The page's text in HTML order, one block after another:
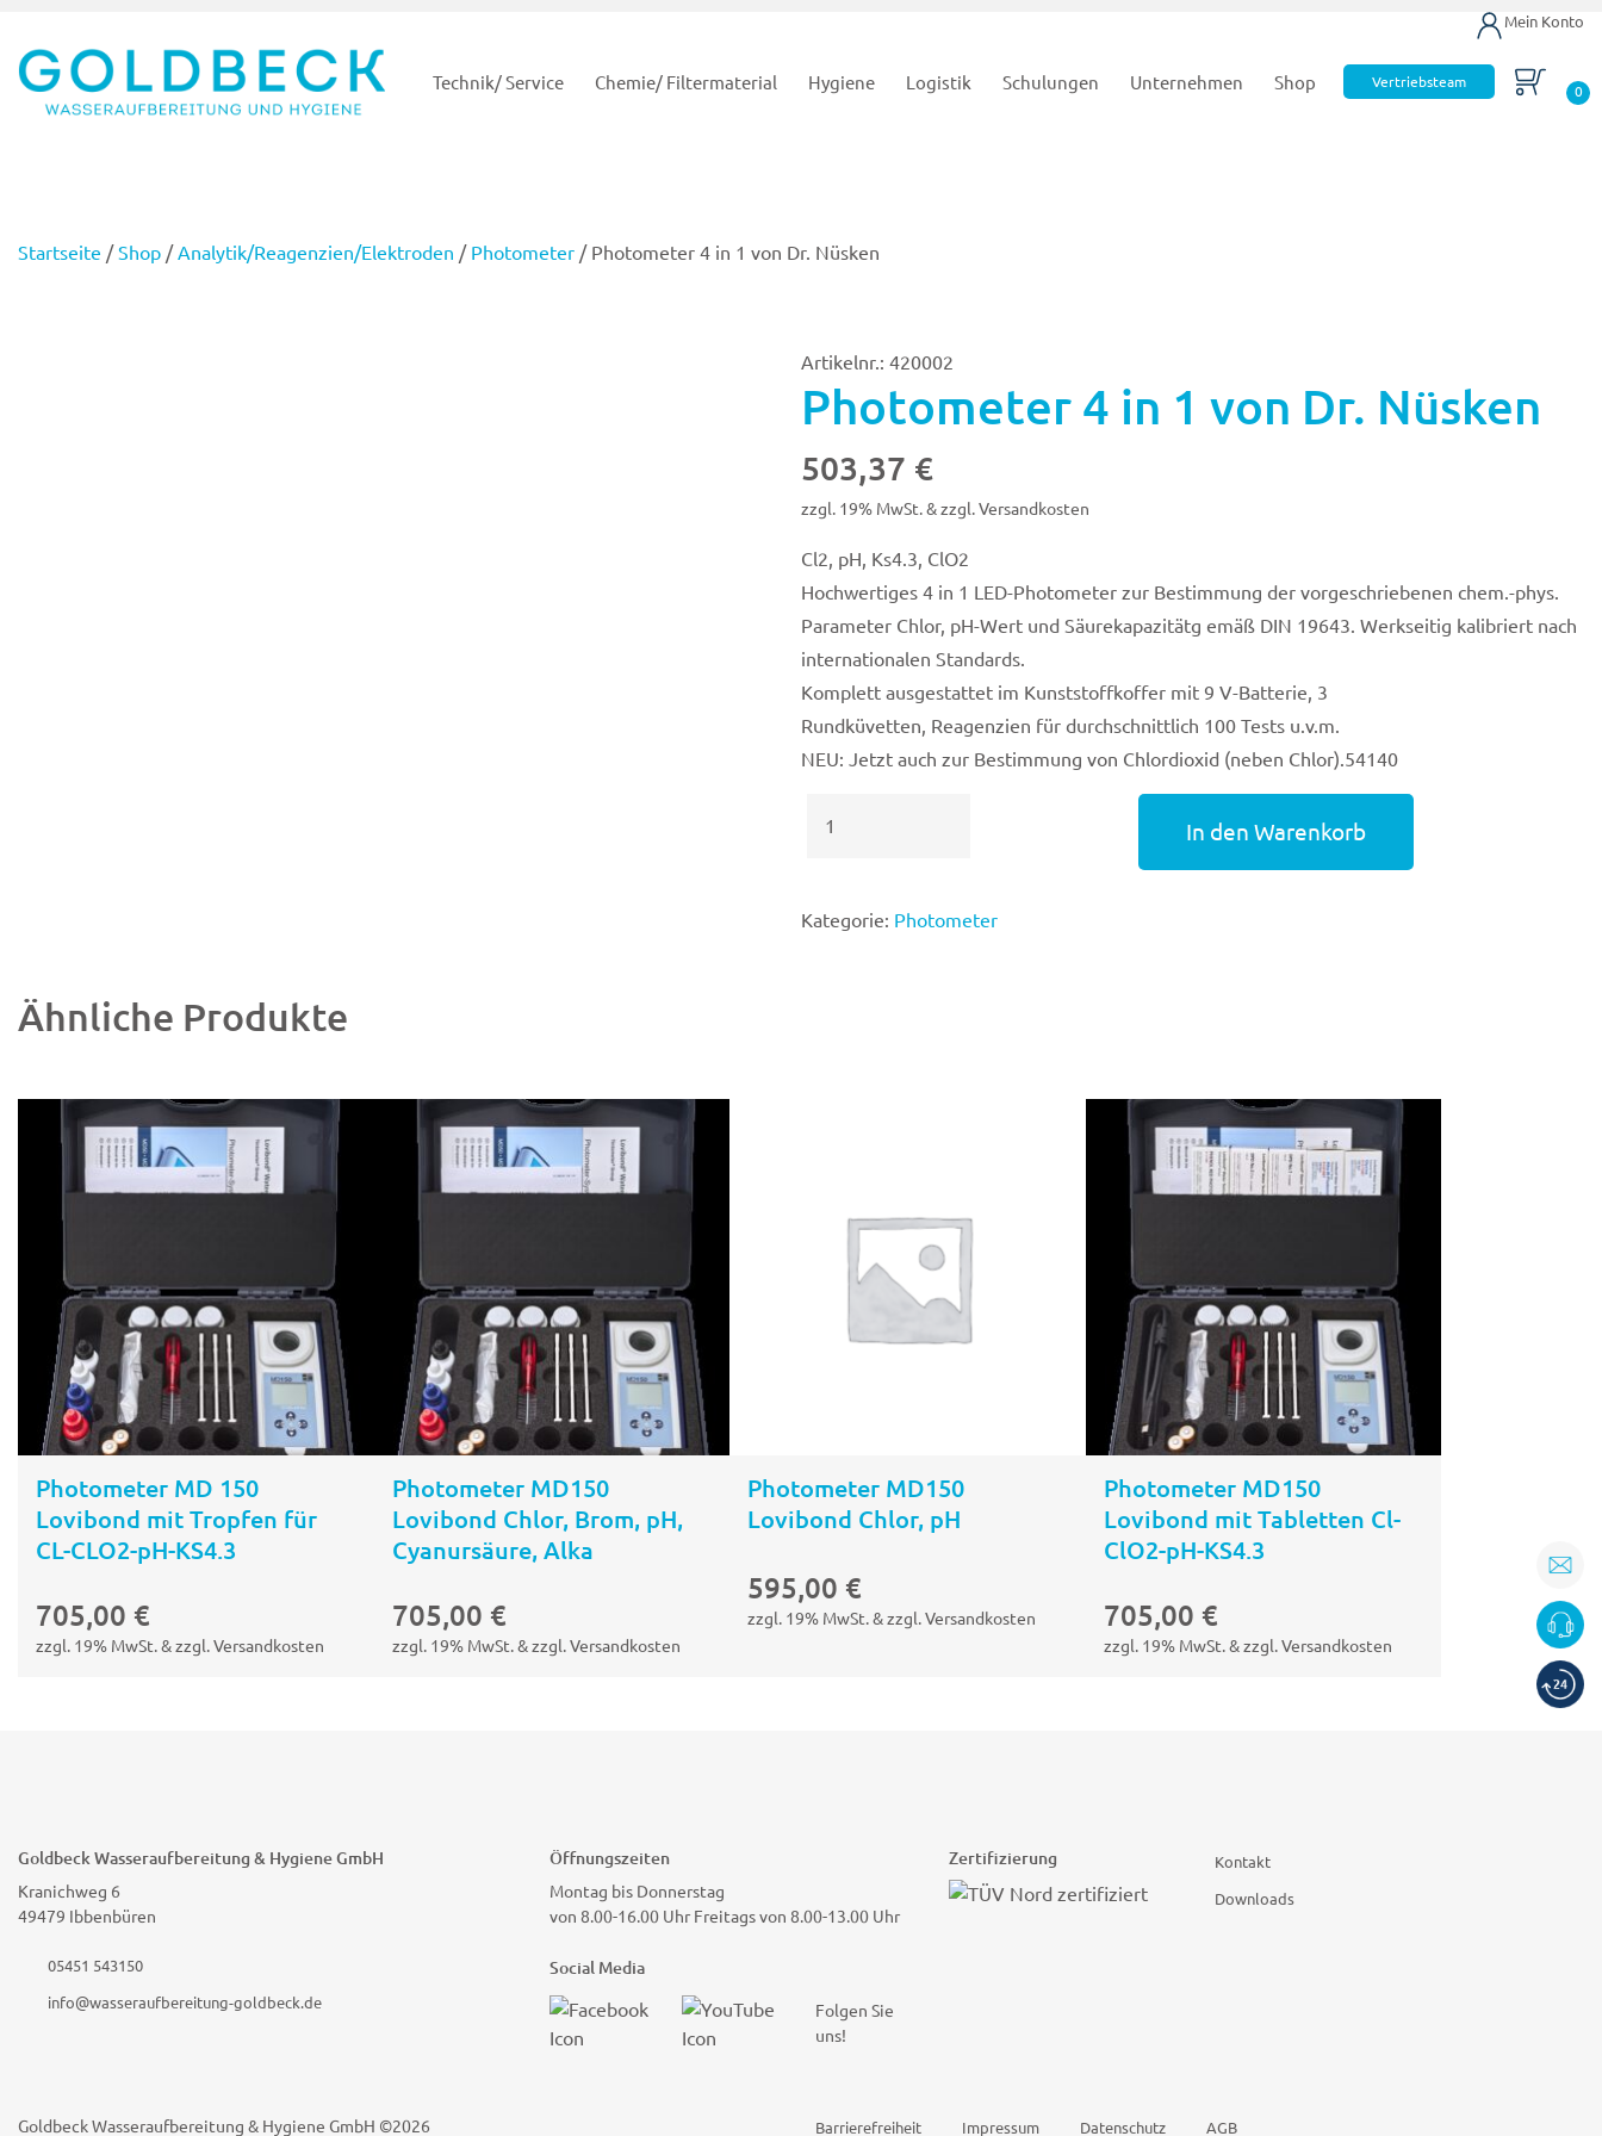
Mein Konto
Technik/ Service Chemie/ Filtermaterial Hygiene Logistik Schulungen Unternehmen Shop Vertriebsteam
0
Startseite /Shop /Analytik/Reagenzien/Elektroden / Photometer / Photometer 4 in 1 von Dr. Nüsken
Artikelnr.: 420002
Photometer 4 in 1 von Dr. Nüsken
503,37 €
zzgl. 19% MwSt. & zzgl. Versandkosten
Cl2, pH, Ks4.3, ClO2
Hochwertiges 4 in 1 LED-Photometer zur Bestimmung der vorgeschriebenen chem.-phys.
Parameter Chlor, pH-Wert und Säurekapazitätg emäß DIN 19643. Werkseitig kalibriert nach
internationalen Standards.
Komplett ausgestattet im Kunststoffkoffer mit 9 V-Batterie, 3
Rundküvetten, Reagenzien für durchschnittlich 100 Tests u.v.m.
NEU: Jetzt auch zur Bestimmung von Chlordioxid (neben Chlor).54140
von
In den Warenkorb
Kategorie: Photometer
Ähnliche Produkte
Photometer MD 150
Lovibond mit Tropfen für
CL-CLO2-pH-KS4.3
705,00 €
zzgl. 19% MwSt. & zzgl. Versandkosten
In den
Warenkorb
Photometer MD150
Lovibond Chlor, Brom, pH,
Cyanursäure, Alka
705,00 €
zzgl. 19% MwSt. & zzgl. Versandkosten
In den
Warenkorb
Photometer MD150
Lovibond Chlor, pH
595,00 €
zzgl. 19% MwSt. & zzgl. Versandkosten
Photometer MD150
Lovibond mit Tabletten Cl-
ClO2-pH-KS4.3
705,00 €
zzgl. 19% MwSt. & zzgl. Versandkosten
In den
Warenkorb
Goldbeck Wasseraufbereitung & Hygiene GmbH
Kranichweg 6
49479 Ibbenbüren
05451 543150
info@wasseraufbereitung-goldbeck.de
Öffnungszeiten
Montag bis Donnerstag
von 8.00-16.00 Uhr Freitags von 8.00-13.00 Uhr
Social Media
Folgen Sie
uns!
Zertifizierung Kontakt
Downloads
Goldbeck Wasseraufbereitung & Hygiene GmbH ©2026 Barrierefreiheit Impressum Datenschutz AGB